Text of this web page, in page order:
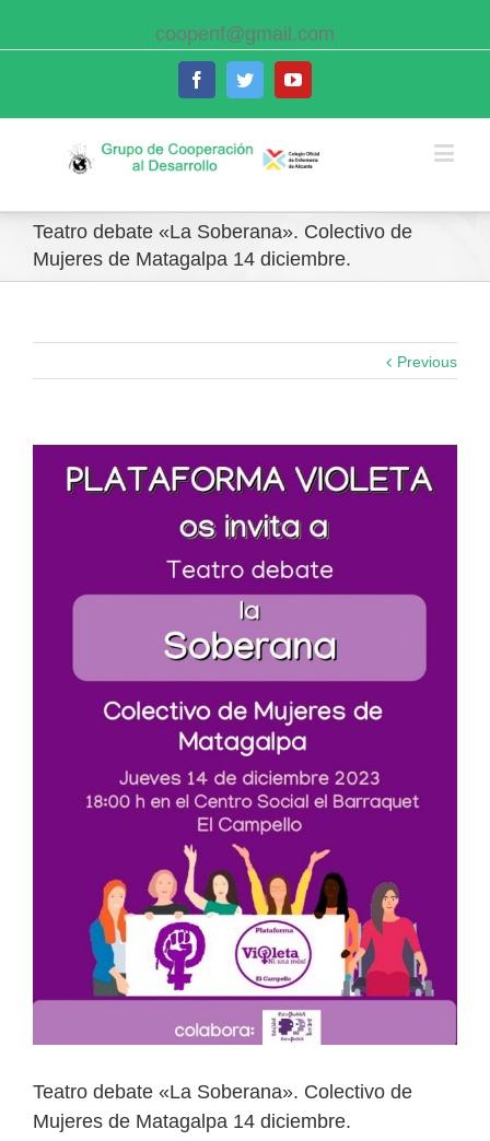
coopenf@gmail.com
FacebookTwitterYoutube
Teatro debate «La Soberana». Colectivo de
Mujeres de Matagalpa 14 diciembre.
Previous
Larger
Image
Teatro debate «La Soberana». Colectivo de
Mujeres de Matagalpa 14 diciembre.